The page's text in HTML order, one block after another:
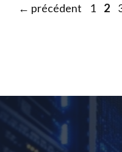
← précédent Page
1 2